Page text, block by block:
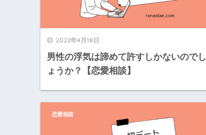
2022年4月18日
男性の浮気は諦めて許すしかないのでし
ょうか？【恋愛相談】
恋愛相談